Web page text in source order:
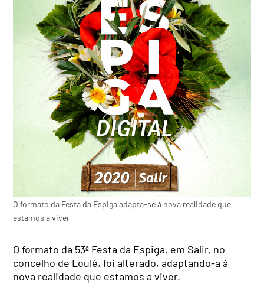
O formato da Festa da Espiga adapta-se à nova realidade que
estamos a viver
O formato da 53ª Festa da Espiga, em Salir, no
concelho de Loulé, foi alterado, adaptando-a à
nova realidade que estamos a viver.